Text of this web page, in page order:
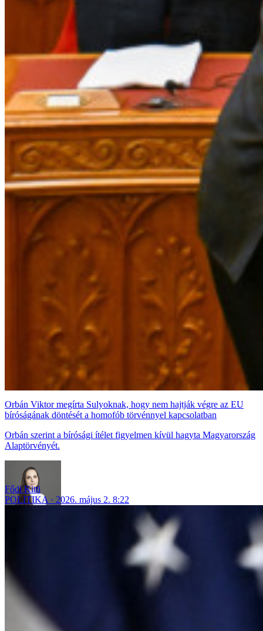
Orbán Viktor megírta Sulyoknak, hogy nem hajtják végre az EU
bíróságának döntését a homofób törvénnyel kapcsolatban
Orbán szerint a bírósági ítélet figyelmen kívül hagyta Magyarország
Alaptörvényét.
Fődi Kitti
POLITIKA
2026. május 2. 8:22